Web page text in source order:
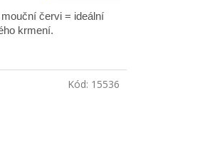
červi = ideální
krmení.
Kód: 15536